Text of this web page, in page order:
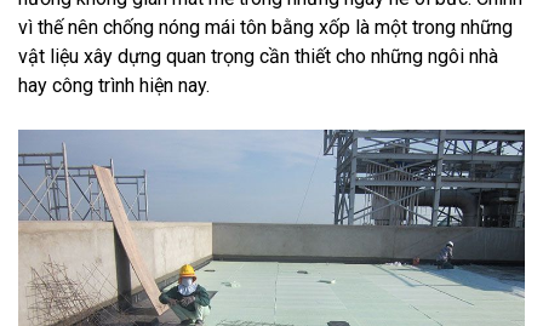
vì thế nên chống nóng mái tôn bằng xốp là một trong những
vật liệu xây dựng quan trọng cần thiết cho những ngôi nhà
hay công trình hiện nay.